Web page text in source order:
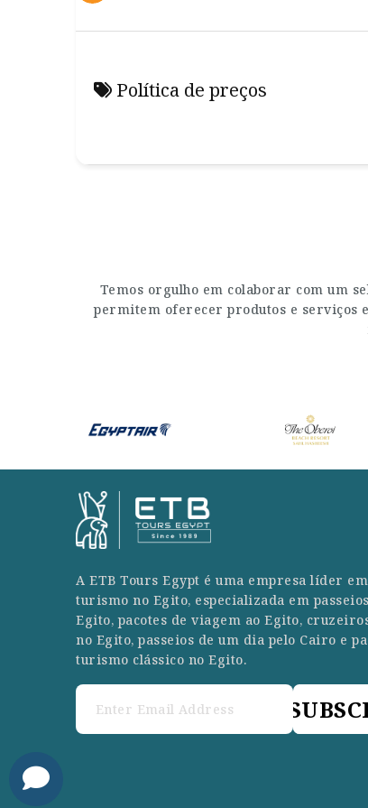
Política de preços
Temos orgulho em colaborar com um
permitem oferecer produtos e serviços
A ETB Tours Egypt é uma empresa líder em
turismo no Egito, especializada em
Egito, pacotes de viagem ao Egito,
no Egito, passeios de um dia pelo Cairo e
turismo clássico no Egito.